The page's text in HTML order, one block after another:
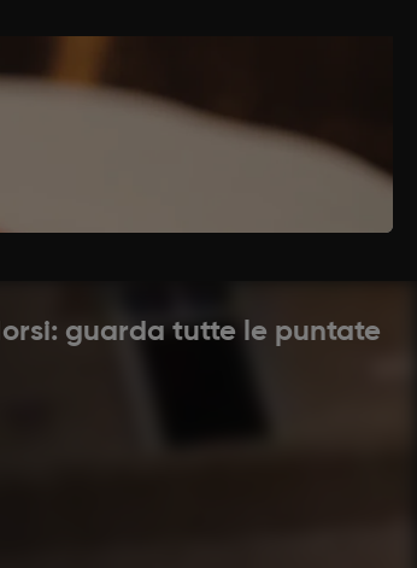
garni; gustare di sale. Sfumare
guarda tutte le puntate